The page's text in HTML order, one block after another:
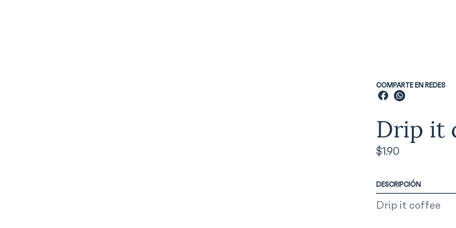
COMPARTE EN REDES
Drip it
$1.90
DESCRIPCIÓN
Drip it coffee